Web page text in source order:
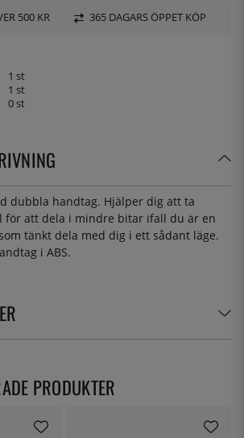
1 st
1 st
0 st
500 KR 365 DAGARS ÖPPET KÖP
dubbla handtag. Hjälper dig att ta
för att dela i mindre bitar ifall du är en
tänkt dela med dig i ett sådant läge.
i ABS.
PRODUKTER